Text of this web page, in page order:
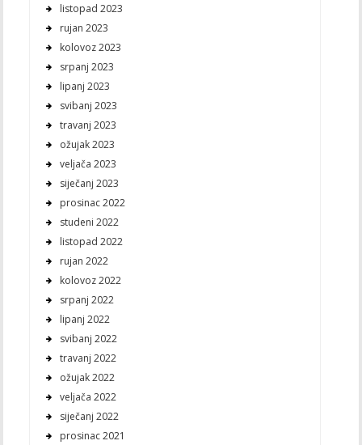
listopad 2023
rujan 2023
kolovoz 2023
srpanj 2023
lipanj 2023
svibanj 2023
travanj 2023
ožujak 2023
veljača 2023
siječanj 2023
prosinac 2022
studeni 2022
listopad 2022
rujan 2022
kolovoz 2022
srpanj 2022
lipanj 2022
svibanj 2022
travanj 2022
ožujak 2022
veljača 2022
siječanj 2022
prosinac 2021